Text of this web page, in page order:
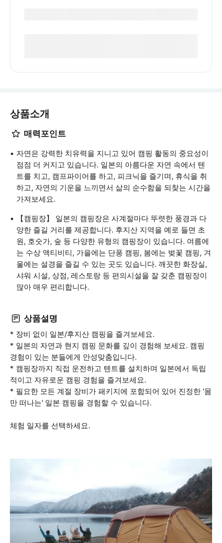
상품소개
매력포인트
자연은 강력한 치유력을 지니고 있어 캠핑 활동의 중요성이
점점 더 커지고 있습니다. 일본의 아름다운 자연 속에서 텐
트를 치고, 캠프파이어를 하고, 피크닉을 즐기며, 휴식을 취
하고, 자연의 기운을 느끼면서 삶의 순수함을 되찾는 시간을
가져보세요.
【캠핑장】 일본의 캠핑장은 사계절마다 뚜렷한 풍경과 다
양한 즐길 거리를 제공합니다. 후지산 지역을 예로 들면 초
원, 호숫가, 숲 등 다양한 유형의 캠핑장이 있습니다. 여름에
는 수상 액티비티, 가을에는 단풍 캠핑, 봄에는 벚꽃 캠핑, 겨
울에는 설경을 즐길 수 있는 곳도 있습니다. 깨끗한 화장실,
샤워 시설, 상점, 레스토랑 등 편의시설을 잘 갖춘 캠핑장이
많아 매우 편리합니다.
상품설명
* 장비 없이 일본/후지산 캠핑을 즐겨보세요.
* 일본의 자연과 현지 캠핑 문화를 깊이 경험해 보세요. 캠핑
경험이 있는 분들에게 안성맞춤입니다.
* 캠핑장까지 직접 운전하고 텐트를 설치하며 일본에서 독립
적이고 자유로운 캠핑 경험을 즐겨보세요.
* 필요한 모든 계절 장비가 패키지에 포함되어 있어 진정한 '몸
만 떠나는' 일본 캠핑을 경험할 수 있습니다.
체험 일자를 선택하세요.